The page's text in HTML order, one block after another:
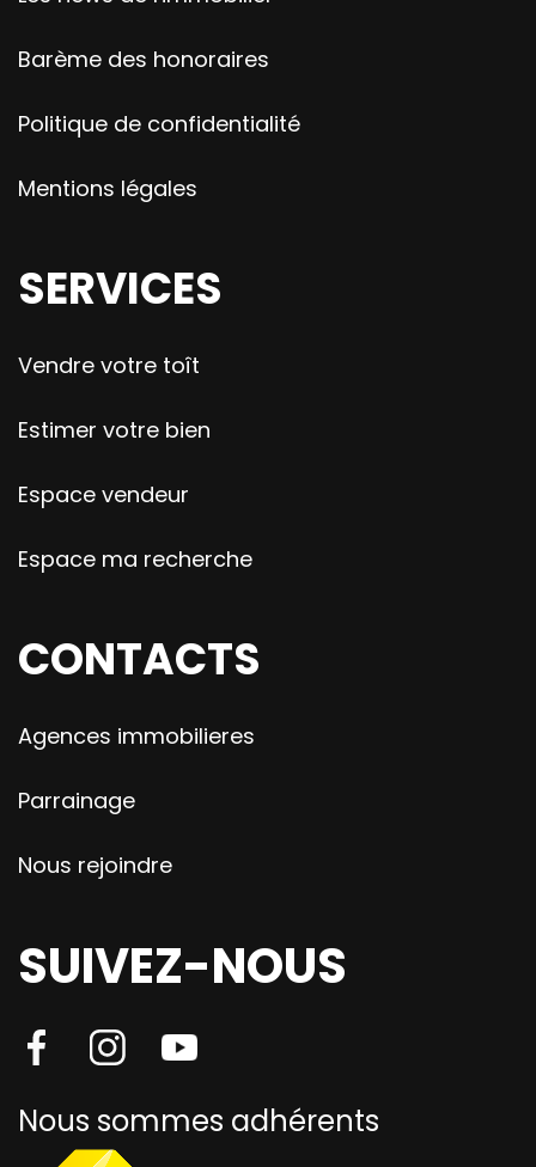
Barème des honoraires
Politique de confidentialité
Mentions légales
SERVICES
Vendre votre toît
Estimer votre bien
Espace vendeur
Espace ma recherche
CONTACTS
Agences immobilieres
Parrainage
Nous rejoindre
SUIVEZ-NOUS
Nous sommes adhérents